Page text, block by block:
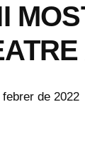
febrer de 2022